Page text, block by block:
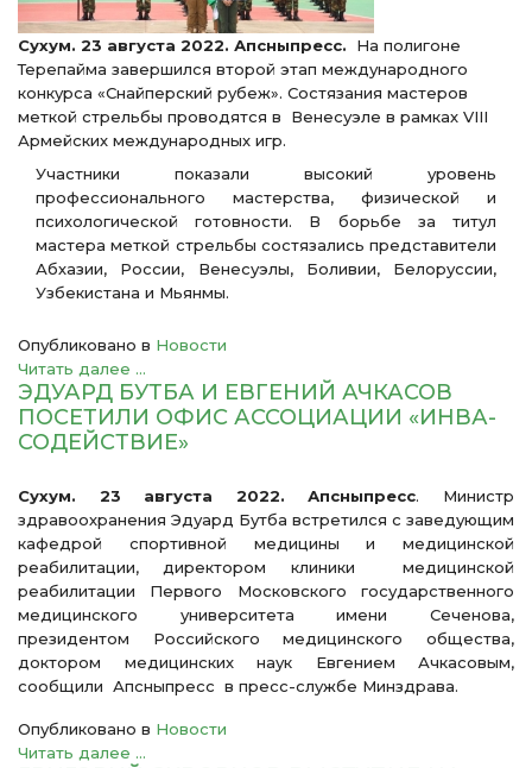
Сухум. 23 августа 2022. Апсныпресс.
На полигоне
Терепайма завершился второй этап международного
конкурса «Снайперский рубеж». Состязания мастеров
меткой стрельбы проводятся в Венесуэле в рамках VIII
Армейских международных игр.
Участники показали высокий уровень
профессионального мастерства, физической и
психологической готовности. В борьбе за титул
мастера меткой стрельбы состязались представители
Абхазии, России, Венесуэлы, Боливии, Белоруссии,
Узбекистана и Мьянмы.
Опубликовано в Новости
Читать далее ...
ЭДУАРД БУТБА И ЕВГЕНИЙ АЧКАСОВ
ПОСЕТИЛИ ОФИС АССОЦИАЦИИ «ИНВА-
СОДЕЙСТВИЕ»
Сухум. 23 августа 2022. Апсныпресс. Министр
здравоохранения Эдуард Бутба встретился с заведующим
кафедрой спортивной медицины и медицинской
реабилитации, директором клиники медицинской
реабилитации Первого Московского государственного
медицинского университета имени Сеченова,
президентом Российского медицинского общества,
доктором медицинских наук Евгением Ачкасовым,
сообщили Апсныпресс в пресс-службе Минздрава.
Опубликовано в Новости
Читать далее ...